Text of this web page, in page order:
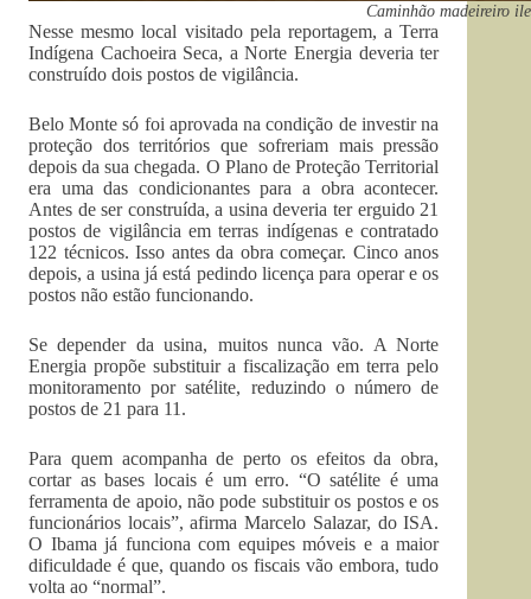
Caminhão madeireiro
Nesse mesmo local visitado pela reportagem, a Terra
Indígena Cachoeira Seca, a Norte Energia deveria ter
construído dois postos de vigilância.
Belo Monte só foi aprovada na condição de investir na
proteção dos territórios que sofreriam mais pressão
depois da sua chegada. O Plano de Proteção Territorial
era uma das condicionantes para a obra acontecer.
Antes de ser construída, a usina deveria ter erguido 21
postos de vigilância em terras indígenas e contratado
122 técnicos. Isso antes da obra começar. Cinco anos
depois, a usina já está pedindo licença para operar e os
postos não estão funcionando.
Se depender da usina, muitos nunca vão. A Norte
Energia propõe substituir a fiscalização em terra pelo
monitoramento por satélite, reduzindo o número de
postos de 21 para 11.
Para quem acompanha de perto os efeitos da obra,
cortar as bases locais é um erro. “O satélite é uma
ferramenta de apoio, não pode substituir os postos e os
funcionários locais”, afirma Marcelo Salazar, do ISA.
O Ibama já funciona com equipes móveis e a maior
dificuldade é que, quando os fiscais vão embora, tudo
volta ao “normal”.